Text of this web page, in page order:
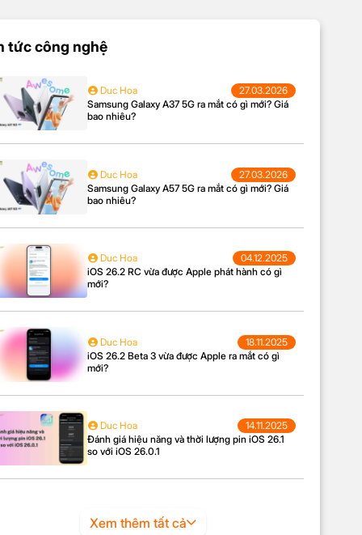
tức công nghệ
Duc Hoa
27.03.2026
Samsung Galaxy A37 5G ra mắt có gì mới? Giá
bao nhiêu?
Duc Hoa
27.03.2026
Samsung Galaxy A57 5G ra mắt có gì mới? Giá
bao nhiêu?
Duc Hoa
04.12.2025
iOS 26.2 RC vừa được Apple phát hành có gì
mới?
Duc Hoa
18.11.2025
iOS 26.2 Beta 3 vừa được Apple ra mắt có gì
mới?
Duc Hoa
14.11.2025
Đánh giá hiệu năng và thời lượng pin iOS 26.1
so với iOS 26.0.1
Xem thêm tất cả